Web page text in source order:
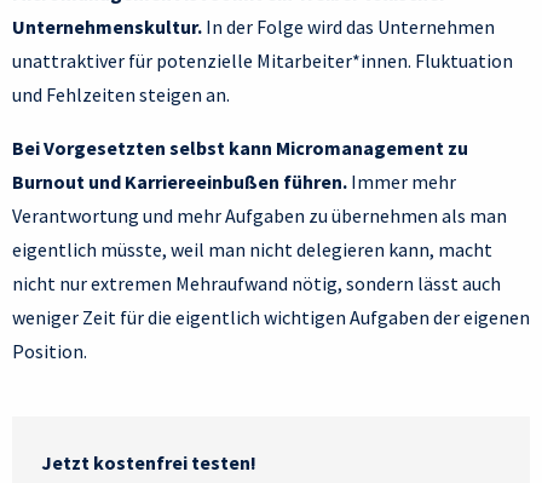
Unternehmenskultur. In der Folge wird das Unternehmen
unattraktiver für potenzielle Mitarbeiter*innen. Fluktuation
und Fehlzeiten steigen an.
Bei Vorgesetzten selbst kann Micromanagement zu
Burnout und Karriereeinbußen führen. Immer mehr
Verantwortung und mehr Aufgaben zu übernehmen als man
eigentlich müsste, weil man nicht delegieren kann, macht
nicht nur extremen Mehraufwand nötig, sondern lässt auch
weniger Zeit für die eigentlich wichtigen Aufgaben der eigenen
Position.
Jetzt kostenfrei testen!